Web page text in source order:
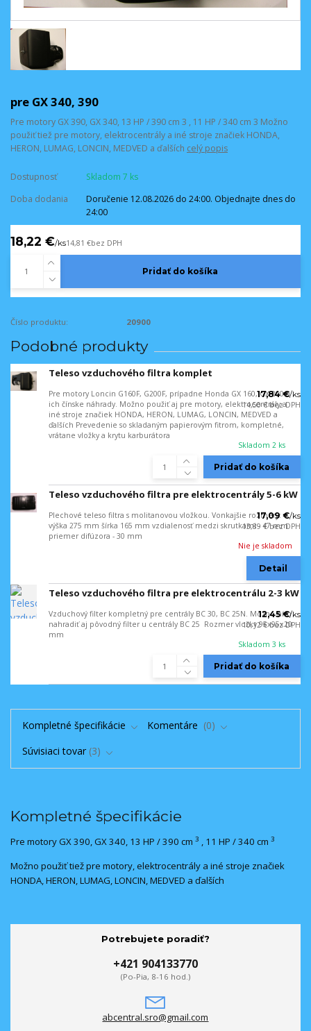
pre GX 340, 390
Pre motory GX 390, GX 340, 13 HP / 390 cm 3 , 11 HP / 340 cm 3 Možno
použiť tiež pre motory, elektrocentrály a iné stroje značiek HONDA,
HERON, LUMAG, LONCIN, MEDVED a ďalších celý popis
Dostupnosť
Skladom 7 ks
Doba dodania
Doručenie 12.08.2026 do 24:00. Objednajte dnes do
24:00
18,22 €/ks14,81 €bez DPH
Pridať do košíka
Číslo produktu: 20900
Podobné produkty
Teleso vzduchového filtra komplet
Pre motory Loncin G160F, G200F, prípadne Honda GX 160, GX 200 a
ich čínske náhrady. Možno použiť aj pre motory, elektrocentrály a
iné stroje značiek HONDA, HERON, LUMAG, LONCIN, MEDVED a
ďalších Prevedenie so skladaným papierovým fitrom, kompletné,
vrátane vložky a krytu karburátora
17,84 €/ks
14,50 €bez DPH
Skladom 2 ks
Pridať do košíka
Teleso vzduchového filtra pre elektrocentrály 5-6 kW
Plechové teleso filtra s molitanovou vložkou. Vonkajšie rozmery:
výška 275 mm šírka 165 mm vzdialenosť medzi skrutkami - 47 mm
priemer difúzora - 30 mm
17,09 €/ks
13,89 €bez DPH
Nie je skladom
Detail
Teleso vzduchového filtra pre elektrocentrálu 2-3 kW
Vzduchový filter kompletný pre centrály BC 30, BC 25N. Možno ním
nahradiť aj pôvodný filter u centrály BC 25 Rozmer vložky 95x95x20
mm
12,45 €/ks
10,12 €bez DPH
Skladom 3 ks
Pridať do košíka
Kompletné špecifikácie Komentáre
0
Súvisiaci tovar 3
Kompletné špecifikácie
Pre motory GX 390, GX 340, 13 HP / 390 cm 3 , 11 HP / 340 cm 3
Možno použiť tiež pre motory, elektrocentrály a iné stroje značiek
HONDA, HERON, LUMAG, LONCIN, MEDVED a ďalších
Potrebujete poradiť?
+421 904133770
(Po-Pia, 8-16 hod.)
abcentral.sro@gmail.com